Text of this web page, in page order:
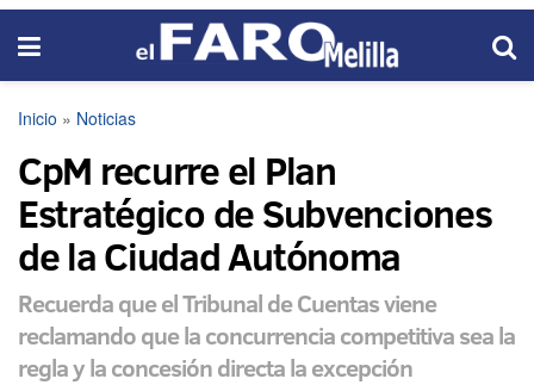
Inicio » Noticias
CpM recurre el Plan
Estratégico de Subvenciones
de la Ciudad Autónoma
Recuerda que el Tribunal de Cuentas viene
reclamando que la concurrencia competitiva sea la
regla y la concesión directa la excepción